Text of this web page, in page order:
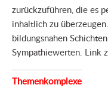
zurückzuführen, die es
inhaltlich zu
bildungsnahen
Sympathiewerten. Link
Themenkomplexe